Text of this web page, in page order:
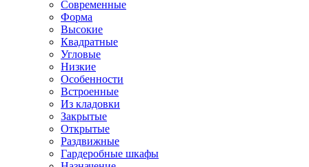
Современные
Форма
Высокие
Квадратные
Угловые
Низкие
Особенности
Встроенные
Из кладовки
Закрытые
Открытые
Раздвижные
Гардеробные шкафы